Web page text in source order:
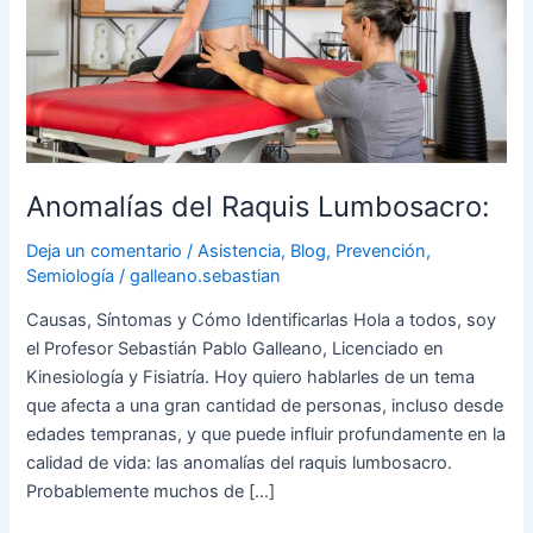
Anomalías del Raquis Lumbosacro:
Deja un comentario /Asistencia, Blog, Prevención,
Semiología /galleano.sebastian
Causas, Síntomas y Cómo Identificarlas Hola a todos, soy
el Profesor Sebastián Pablo Galleano, Licenciado en
Kinesiología y Fisiatría. Hoy quiero hablarles de un tema
que afecta a una gran cantidad de personas, incluso desde
edades tempranas, y que puede influir profundamente en la
calidad de vida: las anomalías del raquis lumbosacro.
Probablemente muchos de […]